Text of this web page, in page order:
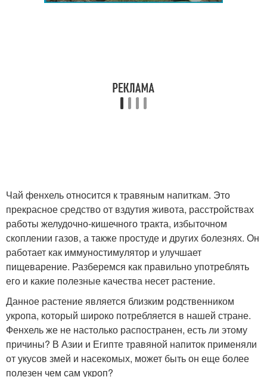
Чай фенхель относится к травяным напиткам. Это
прекрасное средство от вздутия живота, расстройствах
работы желудочно-кишечного тракта, избыточном
скоплении газов, а также простуде и других болезнях. Он
работает как иммуностимулятор и улучшает
пищеварение. Разберемся как правильно употреблять
его и какие полезные качества несет растение.
Данное растение является близким родственником
укропа, который широко потребляется в нашей стране.
Фенхель же не настолько распостранен, есть ли этому
причины? В Азии и Египте травяной напиток применяли
от укусов змей и насекомых, может быть он еще более
полезен чем сам укроп?